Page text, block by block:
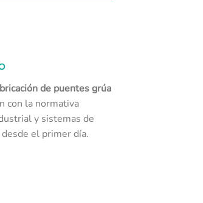
de puentes grúa
con la normativa
y sistemas de
el primer día.